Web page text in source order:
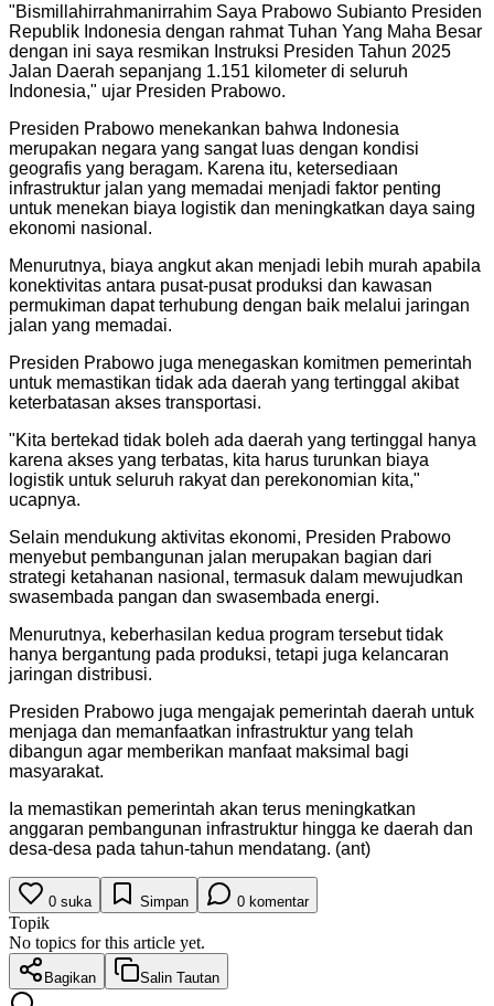
"Bismillahirrahmanirrahim Saya Prabowo Subianto Presiden
Republik Indonesia dengan rahmat Tuhan Yang Maha Besar
dengan ini saya resmikan Instruksi Presiden Tahun 2025
Jalan Daerah sepanjang 1.151 kilometer di seluruh
Indonesia," ujar Presiden Prabowo.
Presiden Prabowo menekankan bahwa Indonesia
merupakan negara yang sangat luas dengan kondisi
geografis yang beragam. Karena itu, ketersediaan
infrastruktur jalan yang memadai menjadi faktor penting
untuk menekan biaya logistik dan meningkatkan daya saing
ekonomi nasional.
Menurutnya, biaya angkut akan menjadi lebih murah apabila
konektivitas antara pusat-pusat produksi dan kawasan
permukiman dapat terhubung dengan baik melalui jaringan
jalan yang memadai.
Presiden Prabowo juga menegaskan komitmen pemerintah
untuk memastikan tidak ada daerah yang tertinggal akibat
keterbatasan akses transportasi.
"Kita bertekad tidak boleh ada daerah yang tertinggal hanya
karena akses yang terbatas, kita harus turunkan biaya
logistik untuk seluruh rakyat dan perekonomian kita,"
ucapnya.
Selain mendukung aktivitas ekonomi, Presiden Prabowo
menyebut pembangunan jalan merupakan bagian dari
strategi ketahanan nasional, termasuk dalam mewujudkan
swasembada pangan dan swasembada energi.
Menurutnya, keberhasilan kedua program tersebut tidak
hanya bergantung pada produksi, tetapi juga kelancaran
jaringan distribusi.
Presiden Prabowo juga mengajak pemerintah daerah untuk
menjaga dan memanfaatkan infrastruktur yang telah
dibangun agar memberikan manfaat maksimal bagi
masyarakat.
Ia memastikan pemerintah akan terus meningkatkan
anggaran pembangunan infrastruktur hingga ke daerah dan
desa-desa pada tahun-tahun mendatang. (ant)
0 suka Simpan 0 komentar
Topik
No topics for this article yet.
Bagikan Salin Tautan